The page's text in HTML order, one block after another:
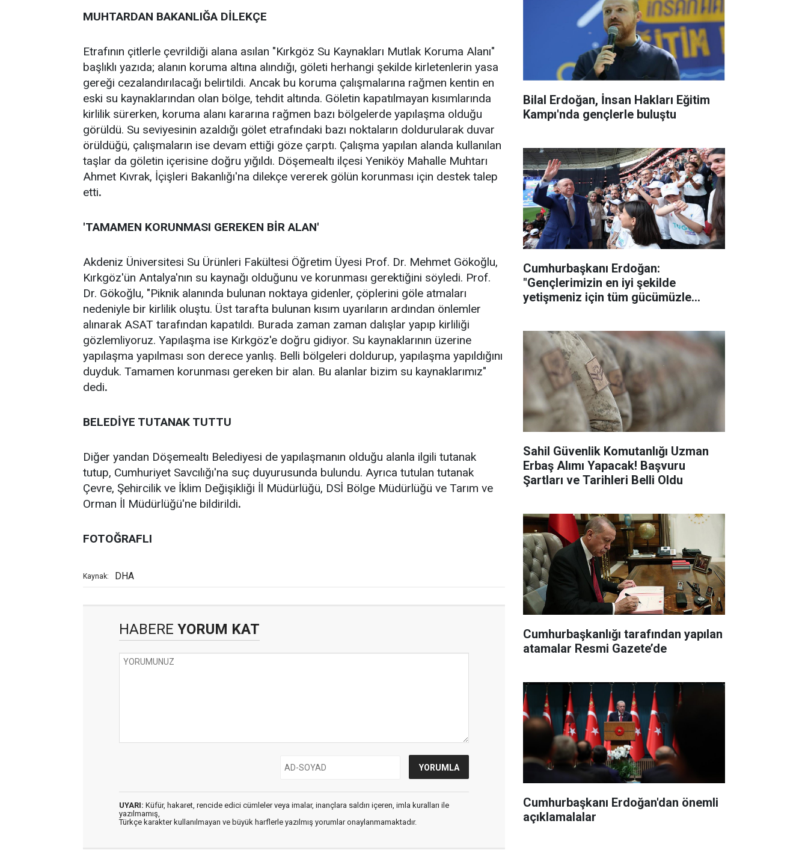
MUHTARDAN BAKANLIĞA DİLEKÇE
Etrafının çitlerle çevrildiği alana asılan "Kırkgöz Su Kaynakları Mutlak Koruma Alanı"
başlıklı yazıda; alanın koruma altına alındığı, göleti herhangi şekilde kirletenlerin yasa
gereği cezalandırılacağı belirtildi. Ancak bu koruma çalışmalarına rağmen kentin en
eski su kaynaklarından olan bölge, tehdit altında. Göletin kapatılmayan kısımlarında
kirlilik sürerken, koruma alanı kararına rağmen bazı bölgelerde yapılaşma olduğu
görüldü. Su seviyesinin azaldığı gölet etrafındaki bazı noktaların doldurularak duvar
örüldüğü, çalışmaların ise devam ettiği göze çarptı. Çalışma yapılan alanda kullanılan
taşlar da göletin içerisine doğru yığıldı. Döşemealtı ilçesi Yeniköy Mahalle Muhtarı
Ahmet Kıvrak, İçişleri Bakanlığı'na dilekçe vererek gölün korunması için destek talep
etti.
'TAMAMEN KORUNMASI GEREKEN BİR ALAN'
Akdeniz Üniversitesi Su Ürünleri Fakültesi Öğretim Üyesi Prof. Dr. Mehmet Gökoğlu,
Kırkgöz'ün Antalya'nın su kaynağı olduğunu ve korunması gerektiğini söyledi. Prof.
Dr. Gökoğlu, "Piknik alanında bulunan noktaya gidenler, çöplerini göle atmaları
nedeniyle bir kirlilik oluştu. Üst tarafta bulunan kısım uyarıların ardından önlemler
alınarak ASAT tarafından kapatıldı. Burada zaman zaman dalışlar yapıp kirliliği
gözlemliyoruz. Yapılaşma ise Kırkgöz'e doğru gidiyor. Su kaynaklarının üzerine
yapılaşma yapılması son derece yanlış. Belli bölgeleri doldurup, yapılaşma yapıldığını
duyduk. Tamamen korunması gereken bir alan. Bu alanlar bizim su kaynaklarımız"
dedi.
BELEDİYE TUTANAK TUTTU
Diğer yandan Döşemealtı Belediyesi de yapılaşmanın olduğu alanla ilgili tutanak
tutup, Cumhuriyet Savcılığı'na suç duyurusunda bulundu. Ayrıca tutulan tutanak
Çevre, Şehircilik ve İklim Değişikliği İl Müdürlüğü, DSİ Bölge Müdürlüğü ve Tarım ve
Orman İl Müdürlüğü'ne bildirildi.
FOTOĞRAFLI
Kaynak: DHA
HABERE YORUM KAT
UYARI: Küfür, hakaret, rencide edici cümleler veya imalar, inançlara saldırı içeren, imla kuralları ile
yazılmamış,
Türkçe karakter kullanılmayan ve büyük harflerle yazılmış yorumlar onaylanmamaktadır.
Bilal Erdoğan, İnsan Hakları Eğitim
Kampı'nda gençlerle buluştu
Cumhurbaşkanı Erdoğan:
"Gençlerimizin en iyi şekilde
yetişmeniz için tüm gücümüzle
Sahil Güvenlik Komutanlığı Uzman
Erbaş Alımı Yapacak! Başvuru
Şartları ve Tarihleri Belli Oldu
Cumhurbaşkanlığı tarafından yapılan
atamalar Resmi Gazete’de
Cumhurbaşkanı Erdoğan'dan önemli
açıklamalalar